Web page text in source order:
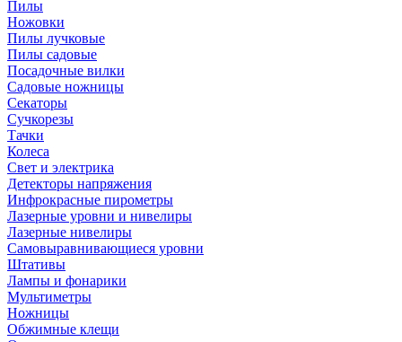
Пилы
Ножовки
Пилы лучковые
Пилы садовые
Посадочные вилки
Садовые ножницы
Секаторы
Сучкорезы
Тачки
Колеса
Свет и электрика
Детекторы напряжения
Инфрокрасные пирометры
Лазерные уровни и нивелиры
Лазерные нивелиры
Самовыравнивающиеся уровни
Штативы
Лампы и фонарики
Мультиметры
Ножницы
Обжимные клещи